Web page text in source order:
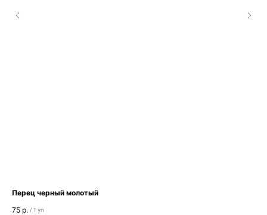
Перец черный молотый
75 р. / 1 уп